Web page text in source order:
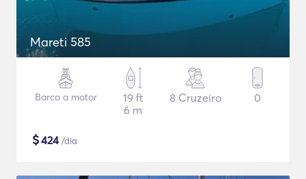
Mareti 585
Barco a motor
19 ft
6 m
8 Cruzeiro 0
$424/dia